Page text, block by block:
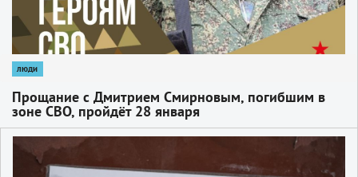
люди
Прощание с Дмитрием Смирновым, погибшим в
зоне СВО, пройдёт 28 января